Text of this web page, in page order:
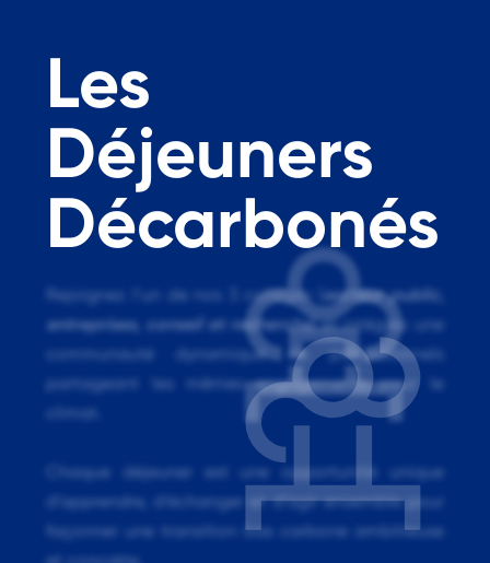
Les
Déjeuners
Décarbonés
Rejoignez l’un de nos 3 collèges ( secteur public,
entreprises, conseil et recherche) etintégrez une
communauté dynamique de professionnels
partageant les mêmes engagements pour le
Chaque déjeuner est une opportunité unique
d’apprendre, d’échanger et d’agir ensemble pour
façonner une transition bas carbone ambitieuse